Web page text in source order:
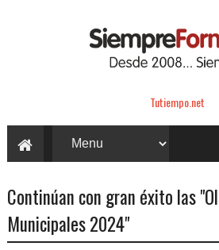
Tutiempo.net
Continúan con gran éxito las
Municipales 2024"